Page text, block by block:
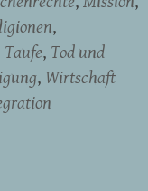
Taufe Tod und
Wirtschaft